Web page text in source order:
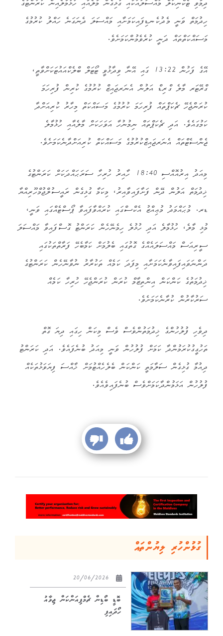
ދިމާވި ޓެކްނިކަލް މައްސަލައަކާއި ގުޅިގެން މާލެއާއި ހުޅުމާލެއިން ކަރަންޓުގެ
ހިދުމަތް ވަނީ މެދުކެނޑިފައިކަމަށާއި މައްސަލަ ދެނަގަނެ ހައްލު ކުރުމުގެ
މަސައްކަތްތައް ދަނީ ކުރެވެމުންކަމަށެވެ.
އޭގެ ފަހުން 13:22 ގައި އޭނާ ވިދާޅުވީ ޓޯޓަލް ބްލެކްއައުޓަކަށްވާތީ،
ގްރޭޓަރ މާލެ ގްރިޑް އަލުން އެނަރޖައިޒް ކުރުމުގެ ކުރިން ފުރިހަމަ
ކުރަންޖެހޭ ޗެކަޕްތައް ފުރިހަމަ ކުރުމުގެ މަސައްކަތް މިހާރު ކުރިއަށްދާ
ކަމުގައެވެ. އަދި ޗެކަޕްތައް ނިމުނުހާ އަވަހަކަށް މާލެއާއި ހުޅުމާލެ
ޖެންސެޓްތައް އެނަރޖައިޒްކުރުމުގެ މަސައްކަތް ކުރިއަށްދާނެކަމަށެވެ.
މިއަދު އިރުއޮއްސި 18:40 ހާއިރު ހުރިހާ ސަރަޙައްދަކަށް ކަރަންޓުގެ
ޚިދުމަތް އަލުން ދޭން ފަށާފައިވާއިރު، މިކަމާ ގުޅިގެން ރައީސުލްޖުމްހޫރިއްޔާ
ޑރ. މުޙައްމަދު މުޢިއްޒު އެކްސްގައި ކުރައްވާފައިވާ ޕޯސްޓެއްގައި ވަނީ،
‏މުޅި މާލެ، ހުޅުމާލެ އަދި ހުޅުލެ ހިމެނޭހެން ކަރަންޓު ގޮސްފައިވާ މައްސަލަ
ސީރިއަސް މައްސަލައެއްގެ ގޮތުގައި ބެލުމަށް ކަމާބެހޭ ފަރާތްތަކުގައި
ދަންނަވައިފައިވާނެކަމަށާއި މިފަދަ ކަމެއް ތަކުރާރު ނުވާނޭހެން ކަރަންޓުގެ
ޚިދުމަތުގެ ކަންކަން އިންތިޒާމް ކުރަން ކުރަންޖެހޭ ހުރިހާ ކަމެއް
ސަރުކާރުން ކުރާނެކަމަށެވެ.
ދިވެހި ފުލުހުންގެ ޚިދުމަތުންވެސް ވެސް މިކަން ހިގައި ދިޔަ ގޮތް
ތަހުގީގުކުރަމުންދާ ކަމަށް ފުލުހުން ވަނީ މިއަދު ބުނެފައެވެ. އަދި ކަރަންޓު
ދިއުމާ ގުޅިގެން ސަލާމަތީ ކަންކަން ބެލެހެއްޓުމަށް ޚާއްސަ ފިޔަވަޅުތަކެއް
ފުލުހުން އަޅަމުންދާކަމަށްވެސް ބުނެފައިވެއެވެ.
ގުޅުންހުރި ލިޔުންތައް
ބޮޑީ ބޯޑިން ޗެމްޕިއަންކަން ޖިވާއު
ހޯދައިފި